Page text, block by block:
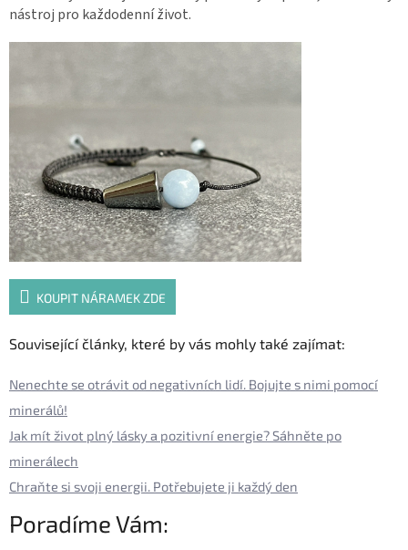
nástroj pro každodenní život.
KOUPIT NÁRAMEK ZDE
Související články, které by vás mohly také zajímat:
Nenechte se otrávit od negativních lidí. Bojujte s nimi pomocí
minerálů!
Jak mít život plný lásky a pozitivní energie? Sáhněte po
minerálech
Chraňte si svoji energii. Potřebujete ji každý den
Poradíme Vám: